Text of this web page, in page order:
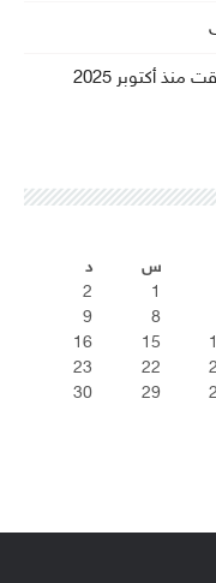
مسؤولة بالستاغ: التحضيرات للصيف انطلقت منذ أكتوبر 2025
س
د
1
2
8
9
15
16
22
23
29
30